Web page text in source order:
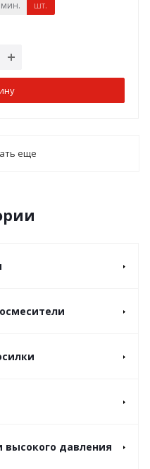
мин. сек.
шт.
еще
высокого давления